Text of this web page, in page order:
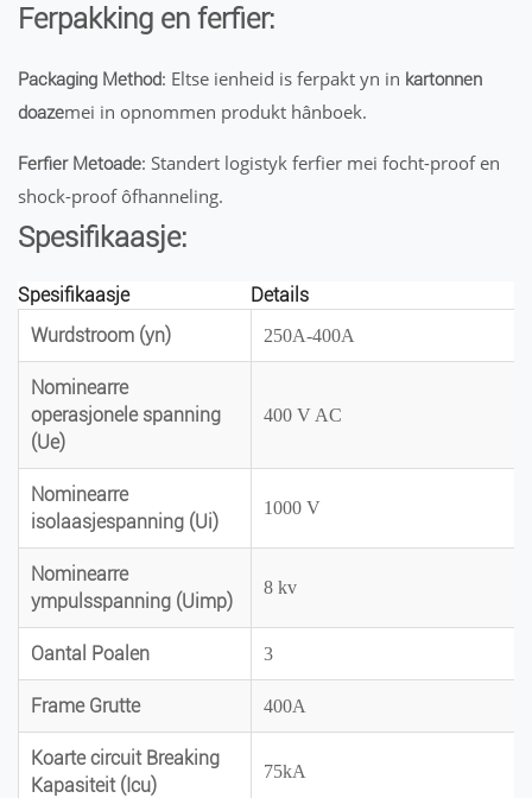
Ferpakking en ferfier:
Packaging Method: Eltse ienheid is ferpakt yn in kartonnen
doazemei in opnommen produkt hânboek.
Ferfier Metoade: Standert logistyk ferfier mei focht-proof en
shock-proof ôfhanneling.
Spesifikaasje:
Spesifikaasje
Details
Wurdstroom (yn)
250A-400A
Nominearre
operasjonele spanning
(Ue)
400 V AC
Nominearre
isolaasjespanning (Ui)
1000 V
Nominearre
ympulsspanning (Uimp)
8 kv
Oantal Poalen 3
Frame Grutte 400A
Koarte circuit Breaking
Kapasiteit (Icu)
75kA